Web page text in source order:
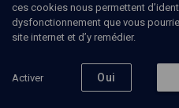
Société
ces cookies nous permettent
dysfonctionnement que vous
site internet et d’y remédier.
Activer Oui